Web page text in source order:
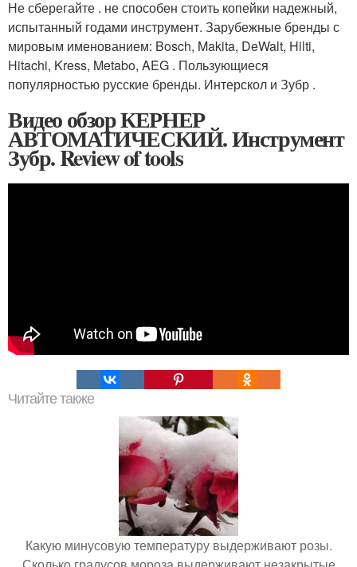
Не сберегайте . не способен стоить копейки надежный,
испытанный годами инструмент. Зарубежные бренды с
мировым именованием: Bosch, Makita, DeWalt, Hilti,
Hitachi, Kress, Metabo, AEG . Пользующиеся
популярностью русские бренды. Интерскол и Зубр .
Видео обзор КЕРНЕР
АВТОМАТИЧЕСКИЙ. Инструмент
Зубр. Review of tools
Читайте также
Какую минусовую температуру выдерживают розы.